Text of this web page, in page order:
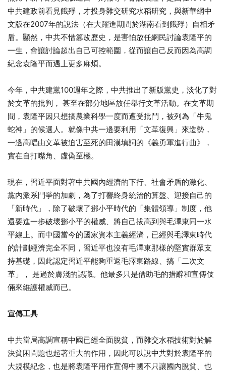
中共建政前看見餓殍，才投身雜交研究水稻研究，與新華網中
文版在2007年的說法（在大躍進期間於湖南看到餓殍）自相矛
盾。顯然，中共不惜篡改歷史，是害怕放任網民討論袁隆平的
一生，會讓討論超出自己可控範圍，從而讓自己反而因為高調
紀念袁隆平而遇上更多麻煩。
今年，中共建黨100週年之際，中共推出了新版黨史，淡化了對
於文革的批判， 甚至在部分地區放任舉行文革活動。在文革期
間，袁隆平因只想搞農業科學一度而遭受批鬥，被列為「牛鬼
蛇神」的候選人。就像中共一邊要利用「文革復興」來造勢，
一邊高唱由文革被迫害至死的田漢填詞的《義勇軍進行曲》，
實在自打嘴角、虛偽至極。
現在，習近平面對著中共國內經濟的下行、社會矛盾的激化、
黨內派系鬥爭的加劇，為了打響終身統治的算盤、迎接自己的
「新時代」，除了破壞了鄧小平時代的「集體領導」制度，他
還要進一步破壞鄧小平的權威、將自己拔高到與毛澤東同一水
平線上。而中國當今的國家資本主義經濟，已經與毛澤東時代
的計劃經濟完全不同，習近平也沒有毛澤東那樣的堅實群眾支
持基礎，因此認定習近平能夠重返毛澤東路線、搞「二次文
革」， 是過於膚淺的認識。他最多只是借助毛的措辭和宣傳伎
倆來維護權威而已。
宣傳工具
中共當局高調宣稱中國已經全面脫貧，而雜交水稻技術對於解
決貧困問題也起著重大的作用，因此可以說中共對於袁隆平的
大規模紀念，也是將袁隆平用作宣傳中國不只讓國內脫貧、也